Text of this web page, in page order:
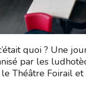
quoi ? Une
par les
Théâtre Foirail